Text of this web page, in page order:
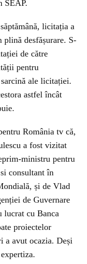
SEAP.
licitația a
plină desfășurare. S-
de către
pentru
ale licitației.
astfel încât
România tv că,
a fost vizitat
ministru pentru
consultant în
și de Vlad
de Guvernare
cu Banca
proiectelor
a avut ocazia. Deși